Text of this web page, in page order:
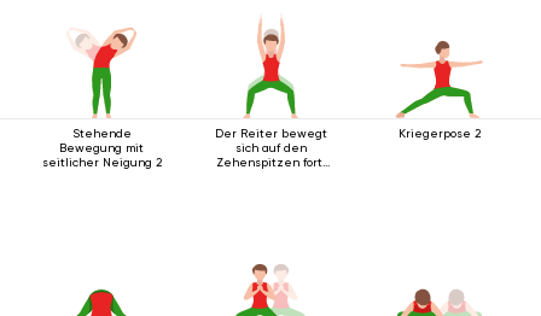
Stehende
Bewegung mit
seitlicher Neigung 2
Der Reiter bewegt
sich auf den
Zehenspitzen fort,
Kriegerpose 2